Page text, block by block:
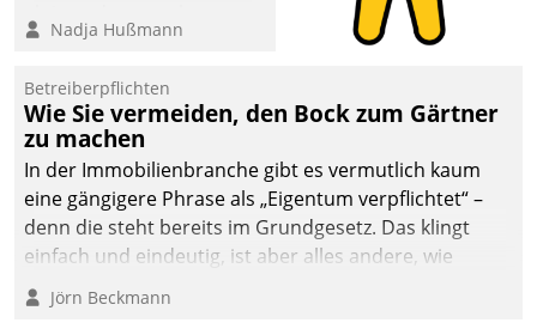
methodisch
Quartier. Dazwischen
zeigte Datatrain, was es
Neues zu bieten hat.
Nadja Hußmann
Betreiberpflichten
Wie Sie vermeiden, den Bock zum Gärtner
zu machen
In der Immobilienbranche gibt es vermutlich kaum
eine gängigere Phrase als „Eigentum verpflichtet“ –
denn die steht bereits im Grundgesetz. Das klingt
einfach und eindeutig, ist aber alles andere, wie
Branchenbeschäftigte wissen. Denn mit der
Verantwortung folgen Verpflichtungen.
Jörn Beckmann